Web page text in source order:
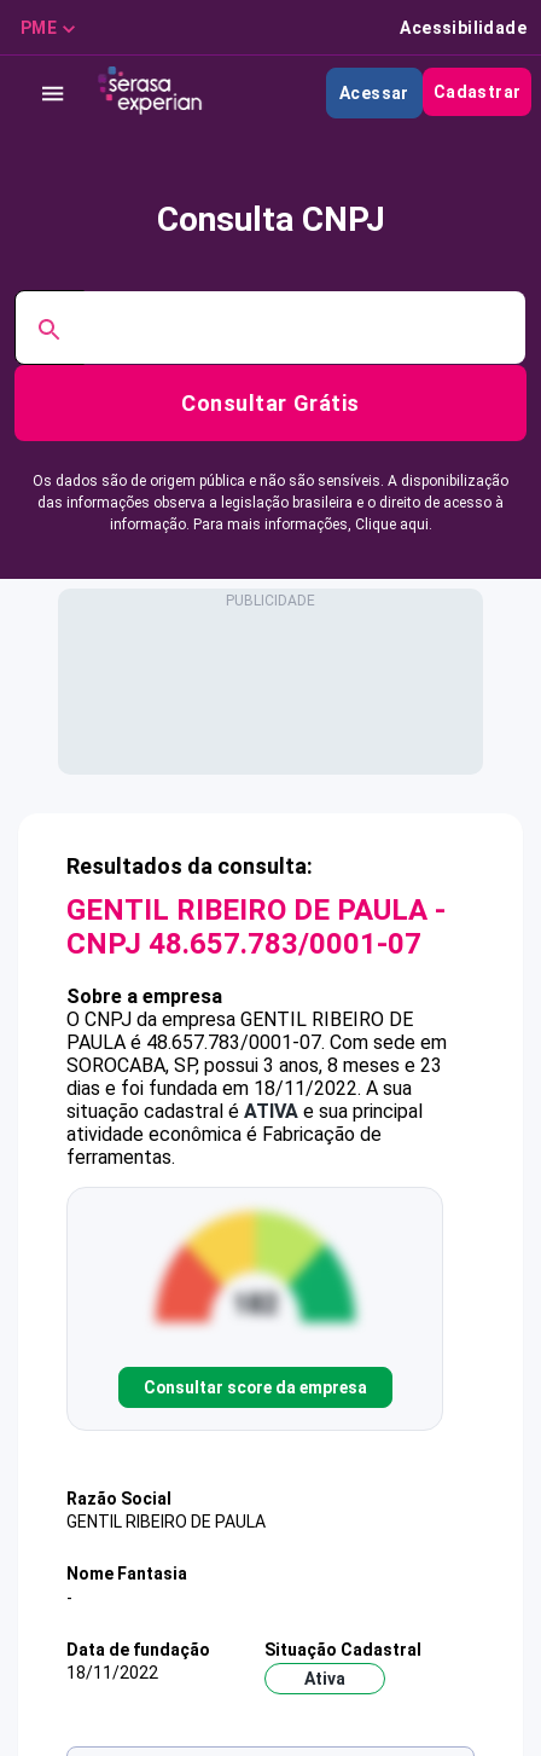
PME Acessibilidade
Acessar Cadastrar
Consulta CNPJ
Consultar Grátis
Os dados são de origem pública e não são sensíveis. A disponibilização
das informações observa a legislação brasileira e o direito de acesso à
informação. Para mais informações, Clique aqui.
Resultados da consulta:
GENTIL RIBEIRO DE PAULA -
CNPJ 48.657.783/0001-07
Sobre a empresa
O CNPJ da empresa GENTIL RIBEIRO DE
PAULA é 48.657.783/0001-07. Com sede em
SOROCABA, SP, possui 3 anos, 8 meses e 23
dias e foi fundada em 18/11/2022. A sua
situação cadastral é ATIVA e sua principal
atividade econômica é Fabricação de
ferramentas.
Consultar score da empresa
Razão Social
GENTIL RIBEIRO DE PAULA
Nome Fantasia
-
Data de fundação
18/11/2022
Situação Cadastral
Ativa